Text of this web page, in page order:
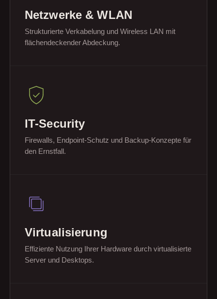
Netzwerke & WLAN
Strukturierte Verkabelung und Wireless LAN mit
flächendeckender Abdeckung.
IT-Security
Firewalls, Endpoint-Schutz und Backup-Konzepte für
den Ernstfall.
Virtualisierung
Effiziente Nutzung Ihrer Hardware durch virtualisierte
Server und Desktops.